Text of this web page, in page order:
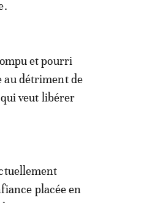
et pourri
au détriment de
veut libérer
placée en